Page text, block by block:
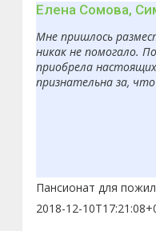
Елена Сомова,
Мне пришлось
никак не помогало.
приобрела
признательна за,
Пансионат для
2018-12-